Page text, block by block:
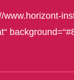
www.horizont-